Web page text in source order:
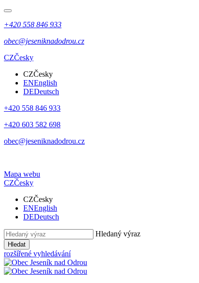
+420 558 846 933
obec@jeseniknadodrou.cz
CZČesky
CZČesky
ENEnglish
DEDeutsch
+420 558 846 933
+420 603 582 698
obec@jeseniknadodrou.cz
Mapa webu
CZČesky
CZČesky
ENEnglish
DEDeutsch
Hledaný výraz
Hledat
rozšířené vyhledávání